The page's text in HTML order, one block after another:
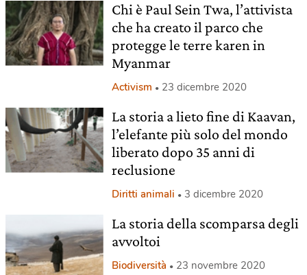
Chi è Paul Sein Twa, l’attivista
che ha creato il parco che
protegge le terre karen in
Myanmar
Activism 23 dicembre 2020
La storia a lieto fine di Kaavan,
l’elefante più solo del mondo
liberato dopo 35 anni di
reclusione
Diritti animali 3 dicembre 2020
La storia della scomparsa degli
avvoltoi
Biodiversità 23 novembre 2020